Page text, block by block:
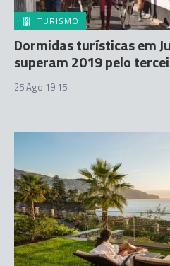
TURISMO
Dormidas turísticas em
superam 2019 pelo
25 Ago 19:15